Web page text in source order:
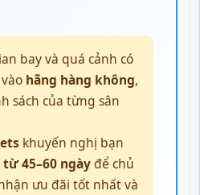
bay và quá cảnh có
hãng hàng không,
sách của từng sân
khuyến nghị bạn
45–60 ngàyđể chủ
ưu đãi tốt nhất và